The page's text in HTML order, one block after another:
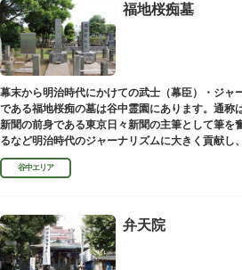
福地桜痴墓
幕末から明治時代にかけての武士（幕臣）・ジャ
である福地桜痴の墓は谷中霊園にあります。通称
新聞の前身である東京日々新聞の主筆として筆を
るなど明治時代のジャーナリズムに大きく貢献し
学者として活躍しました。
谷中エリア
弁天院